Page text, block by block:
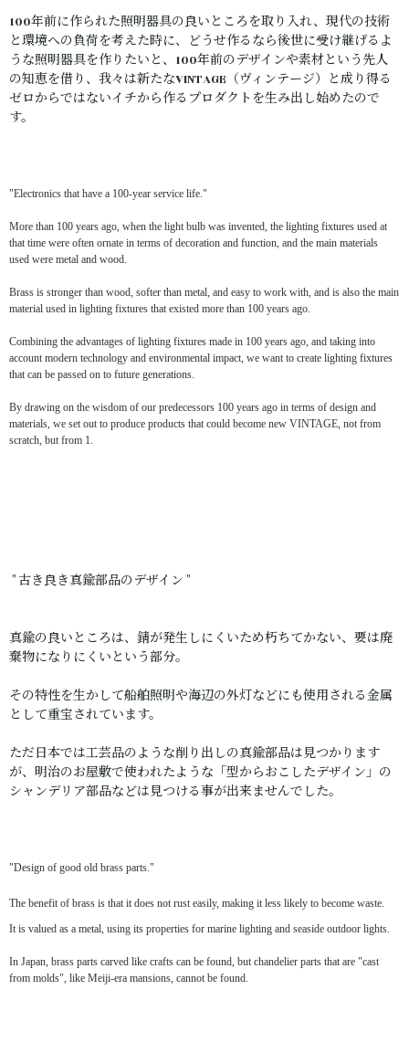
100年前に作られた照明器具の良いところを取り入れ、現代の技術
と環境への負荷を考えた時に、どうせ作るなら後世に受け継げるよ
うな照明器具を作りたいと、100年前のデザインや素材という先人
の知恵を借り、我々は新たなVINTAGE（ヴィンテージ）と成り得る
ゼロからではないイチから作るプロダクトを生み出し始めたので
す。
"Electronics that have a 100-year service life."
More than 100 years ago, when the light bulb was invented, the lighting fixtures used at
that time were often ornate in terms of decoration and function, and the main materials
used were metal and wood.
Brass is stronger than wood, softer than metal, and easy to work with, and is also the main
material used in lighting fixtures that existed more than 100 years ago.
Combining the advantages of lighting fixtures made in 100 years ago, and taking into
account modern technology and environmental impact, we want to create lighting fixtures
that can be passed on to future generations.
By drawing on the wisdom of our predecessors 100 years ago in terms of design and
materials, we set out to produce products that could become new VINTAGE, not from
scratch, but from 1.
" 古き良き真鍮部品のデザイン "
真鍮の良いところは、錆が発生しにくいため朽ちてかない、要は廃
棄物になりにくいという部分。
その特性を生かして船舶照明や海辺の外灯などにも使用される金属
として重宝されています。
ただ日本では工芸品のような削り出しの真鍮部品は見つかります
が、明治のお屋敷で使われたような「型からおこしたデザイン」の
シャンデリア部品などは見つける事が出来ませんでした。
"Design of good old brass parts."
The benefit of brass is that it does not rust easily, making it less likely to become waste.
It is valued as a metal, using its properties for marine lighting and seaside outdoor lights.
In Japan, brass parts carved like crafts can be found, but chandelier parts that are "cast
from molds", like Meiji-era mansions, cannot be found.